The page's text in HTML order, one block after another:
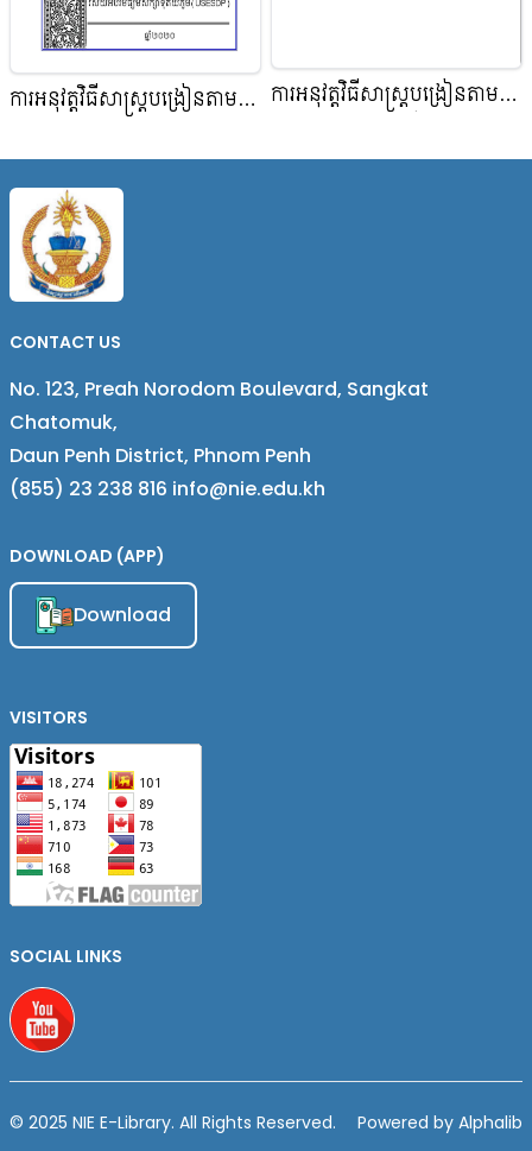
ការអនុវត្តវិធីសាស្ត្របង្រៀនតាម
គំនិត មុខវិជ្ជា រូបវិទ្យា
ការអនុវត្តវិធីសាស្ត្របង្រៀនតាម
បញ្ជ្រាបការអប់រំសម្រាប់ការអភិវឌ្ឍ
CONTACT US
No. 123, Preah Norodom Boulevard, Sangkat
Chatomuk,
Daun Penh District, Phnom Penh
(855) 23 238 816 info@nie.edu.kh
DOWNLOAD (APP)
Download
VISITORS
SOCIAL LINKS
© 2025 NIE E-Library. All Rights Reserved. Powered by Alphalib